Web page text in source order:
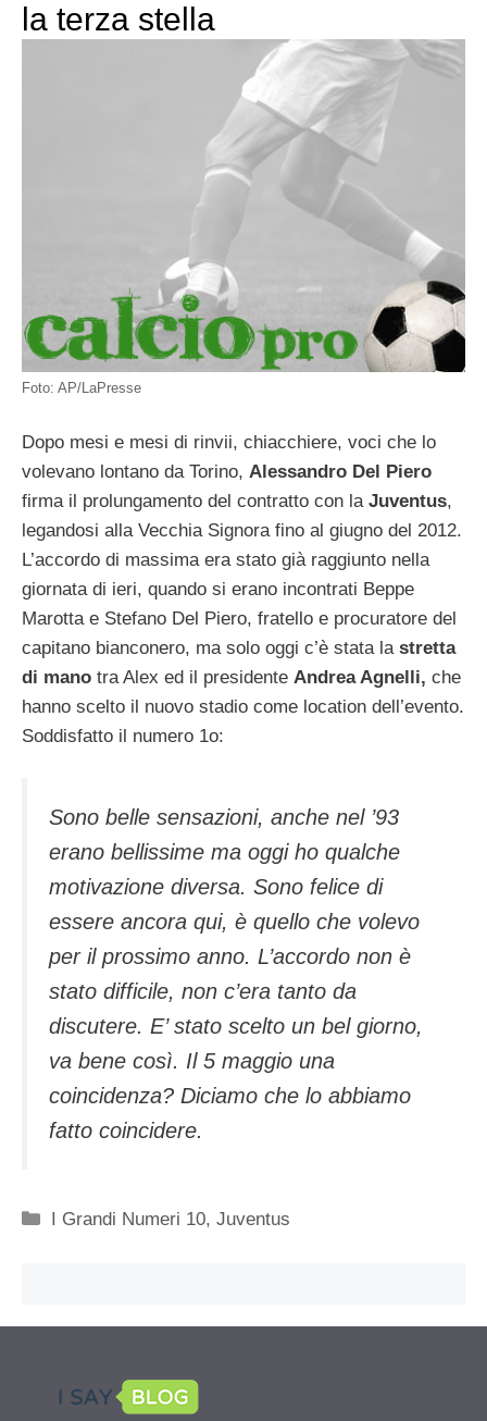
la terza stella
Foto: AP/LaPresse
Dopo mesi e mesi di rinvii, chiacchiere, voci che lo
volevano lontano da Torino, Alessandro Del Piero
firma il prolungamento del contratto con la Juventus,
legandosi alla Vecchia Signora fino al giugno del 2012.
L’accordo di massima era stato già raggiunto nella
giornata di ieri, quando si erano incontrati Beppe
Marotta e Stefano Del Piero, fratello e procuratore del
capitano bianconero, ma solo oggi c’è stata la stretta
di mano tra Alex ed il presidente Andrea Agnelli, che
hanno scelto il nuovo stadio come location dell’evento.
Soddisfatto il numero 1o:
Sono belle sensazioni, anche nel ’93
erano bellissime ma oggi ho qualche
motivazione diversa. Sono felice di
essere ancora qui, è quello che volevo
per il prossimo anno. L’accordo non è
stato difficile, non c’era tanto da
discutere. E’ stato scelto un bel giorno,
va bene così. Il 5 maggio una
coincidenza? Diciamo che lo abbiamo
fatto coincidere.
Categorie
I Grandi Numeri 10,Juventus